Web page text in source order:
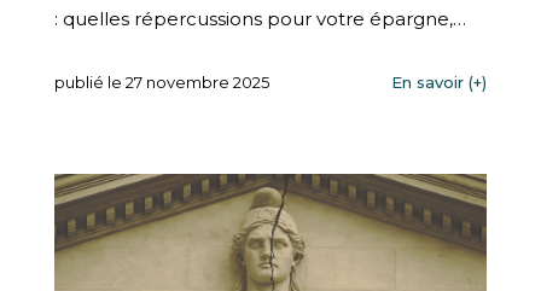
: quelles répercussions pour votre épargne,…
publié le 27 novembre 2025 En savoir (+)